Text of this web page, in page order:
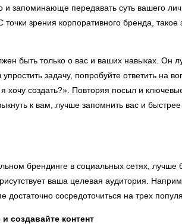
и запоминающе передавать суть вашего
точки зрения корпоративного бренда,
быть только о вас и ваших навыках. Он
задачу, попробуйте ответить на
хочу создать?». Повторяя посыл и
к вам, лучше запомнить вас и
брендинге в социальных сетях,
ваша целевая аудитория.
достаточно сосредоточиться на трех
создавайте контент